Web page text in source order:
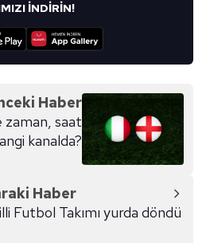
İNDİRİN!
Haber
saat
kanalda?
Haber
Futbol Takımı yurda döndü